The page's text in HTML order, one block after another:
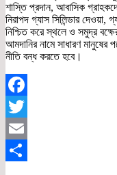
শাস্তি প্রদান, আবাসিক
নিরাপদ গ্যাস সিলিন্ডার দেওয়া,
নিশ্চিত করে স্থলে ও সমুদ্র
আমদানির নামে সাধারণ মানুষের
নীতি বন্ধ করতে হবে।
Facebook
Twitter
Email